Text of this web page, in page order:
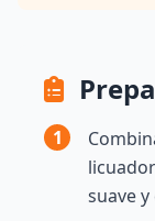
1
suave